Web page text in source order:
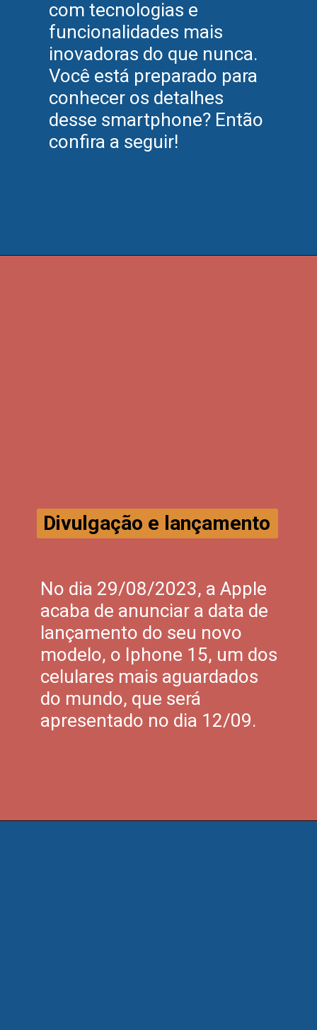
com tecnologias e
funcionalidades mais
inovadoras do que nunca.
Você está preparado para
conhecer os detalhes
desse smartphone? Então
confira a seguir!
No dia 29/08/2023, a Apple
acaba de anunciar a data de
lançamento do seu novo
modelo, o Iphone 15, um dos
celulares mais aguardados
do mundo, que será
apresentado no dia 12/09.
Divulgação e lançamento